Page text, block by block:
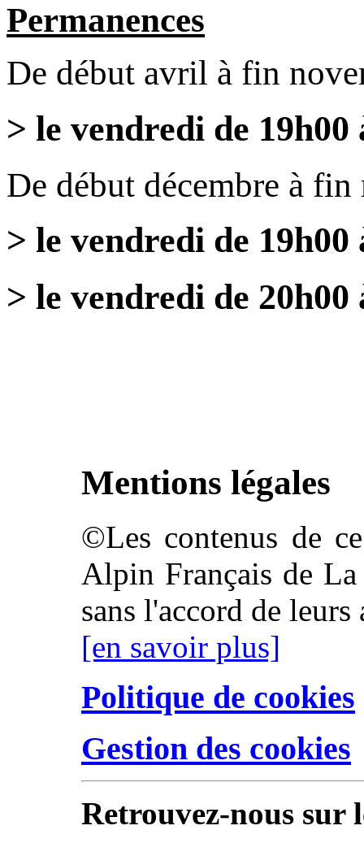
Permanences
De début avril à fin
> le vendredi de 19h00
De début décembre à fin
> le vendredi de
> le vendredi de
Mentions légales
©Les contenus de
Alpin Français de
sans l'accord de leurs
[en savoir plus]
Politique de cookies
Gestion des cookies
Retrouvez-nous sur